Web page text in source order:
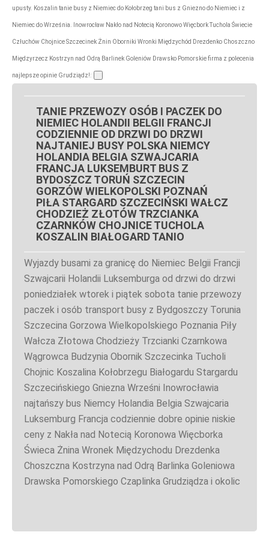
upusty. Koszalin tanie busy z Niemiec do Kołobrzeg tani bus z Gniezno do Niemiec i z
Niemiec do Września. Inowrocław Nakło nad Notecią Koronowo Więcbork Tuchola Świecie
Człuchów Chojnice Szczecinek Żnin Oborniki Wronki Międzychód Drezdenko Choszczno
Międzyrzecz Kostrzyn nad Odrą Barlinek Goleniów Drawsko Pomorskie firma z polecenia
najlepsze opinie Grudziądz!:
TANIE PRZEWOZY OSÓB I PACZEK DO
NIEMIEC HOLANDII BELGII FRANCJI
CODZIENNIE OD DRZWI DO DRZWI
NAJTANIEJ BUSY POLSKA NIEMCY
HOLANDIA BELGIA SZWAJCARIA
FRANCJA LUKSEMBURT BUS Z
BYDOSZCZ TORUŃ SZCZECIN
GORZÓW WIELKOPOLSKI POZNAŃ
PIŁA STARGARD SZCZECIŃSKI WAŁCZ
CHODZIEŻ ZŁOTÓW TRZCIANKA
CZARNKÓW CHOJNICE TUCHOLA
KOSZALIN BIAŁOGARD TANIO
Wyjazdy busami za granicę do Niemiec Belgii Francji
Szwajcarii Holandii Luksemburga od drzwi do drzwi
poniedziałek wtorek i piątek sobota tanie przewozy
paczek i osób transport busy z Bydgoszczy Torunia
Szczecina Gorzowa Wielkopolskiego Poznania Piły
Wałcza Złotowa Chodzieży Trzcianki Czarnkowa
Wągrowca Budzynia Obornik Szczecinka Tucholi
Chojnic Koszalina Kołobrzegu Białogardu Stargardu
Szczecińskiego Gniezna Wrześni Inowrocławia
najtańszy bus Niemcy Holandia Belgia Szwajcaria
Luksemburg Francja codziennie dobre opinie niskie
ceny z Nakła nad Notecią Koronowa Więcborka
Świeca Żnina Wronek Międzychodu Drezdenka
Choszczna Kostrzyna nad Odrą Barlinka Goleniowa
Drawska Pomorskiego Czaplinka Grudziądza i okolic